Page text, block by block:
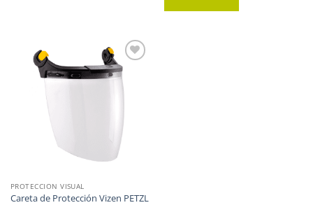
WISHLIST
PROTECCION VISUAL
Careta de Protección Vizen PETZL